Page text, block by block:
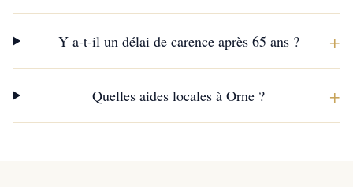
Y a-t-il un délai de carence après 65 ans ? +
Quelles aides locales à Orne ? +